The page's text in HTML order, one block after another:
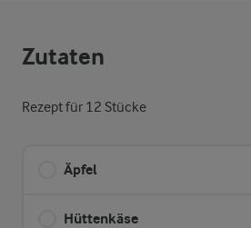
Zutaten
Rezept für 12 Stücke
Äpfel
Hüttenkäse